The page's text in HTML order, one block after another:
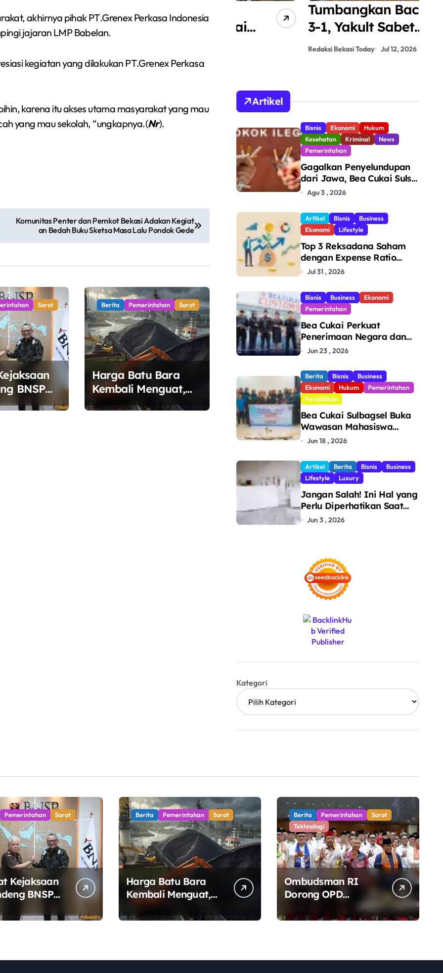
akhirnya pihak PT.Grenex Perkasa Indonesia
jajaran LMP Babelan.
kegiatan yang dilakukan PT.Grenex Perkasa
karena itu akses utama masyarakat yang mau
yang mau sekolah, “ungkapnya.(Nr).
Komunitas Penter dan Pemkot Bekasi Adakan Kegiat
an Bedah Buku Sketsa Masa Lalu Pondok Gede
Sorot
BNSP
Berita Pemerintahan Sorot
Harga Batu Bara
Kembali Menguat,
Ditopang Lonjakan
Cikarang Selatan Raih
Kejuaraan Sambo
Tumbangkan Bacan
3-1, Yakult Sabet
Gelar JuaraJul 12, 2026
Artikel
Bisnis Ekonomi
Hukum
Kesehatan
Kriminal
News
Pemerintahan
Gagalkan Penyelundupan
dari Jawa, Bea Cukai Sulsel
Sita 7,8 Juta Batang Rokok
di Makassar
Agu 3 , 2026
Artikel Bisnis
Business
Ekonomi
Lifestyle
Top 3 Reksadana Saham
dengan Expense Ratio
Terendah
Jul 31 , 2026
Bisnis Business
Ekonomi
Pemerintahan
Bea Cukai Perkuat
Penerimaan Negara dan
Pengawasan, Setor Rp123,8
Jun 23 , 2026
Berita Bisnis
Business
Ekonomi
Hukum
Pemerintahan
Pendidikan
Bea Cukai Sulbagsel Buka
Wawasan Mahasiswa
Politeknik Bosowa tentang
dan Pencegahan Barang
Ilegal
Jun 18 , 2026
Artikel Berita Bisnis
Business
Lifestyle
Luxury
Jangan Salah! Ini Hal yang
Perlu Diperhatikan Saat
Pasang Big Slab
Jun 3 , 2026
Kategori
Pemerintahan Sorot
Kejaksaan
BNSP
Jaksa
Berita Pemerintahan Sorot
Harga Batu Bara
Kembali Menguat,
Ditopang Lonjakan
Harga Minyak dan
Berita Pemerintahan
Sorot
Tekhnologi
Ombudsman RI
Dorong OPD
Jakarta Lebih
Era Digital